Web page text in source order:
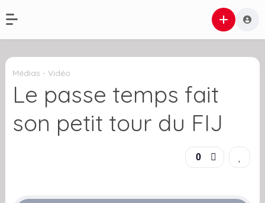
Médias - Vidéo
Le passe temps fait
son petit tour du FIJ
0